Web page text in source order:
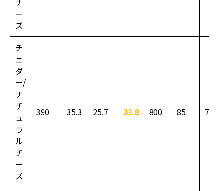
ー
ズ
チ
ェ
ダ
ー/
ナ
チ
ュ
ラ
ル
チ
ー
ズ
390 35.3 25.7 33.8 800 85 740